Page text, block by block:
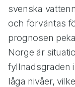
svenska
och förväntas
prognosen
Norge är
fyllnadsgraden
låga nivåer,